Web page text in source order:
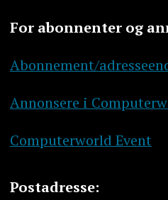
For abonnenter og
Abonnement/
Annonsere i
Computerworld Event
Postadresse: